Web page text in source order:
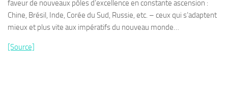
faveur de nouveaux pôles d’excellence en constante ascension :
Chine, Brésil, Inde, Corée du Sud, Russie, etc. – ceux qui s’adaptent
mieux et plus vite aux impératifs du nouveau monde…
[Source]